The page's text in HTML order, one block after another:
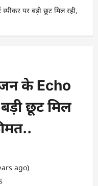
पर बड़ी छूट मिल रही,
के Echo
बड़ी छूट मिल
ago)